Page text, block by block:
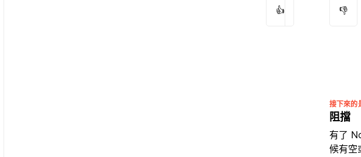
👍 👎
接下來的
阻擋
有了
候有空